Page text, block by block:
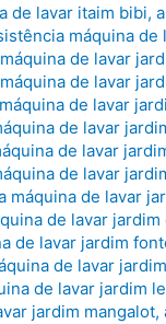
de lavar itaim bibi,
máquina de
de lavar
de lavar
de lavar
de lavar
de lavar
de lavar
máquina de lavar
de lavar
de lavar jardim
de lavar
de lavar jardim
jardim mangalot,